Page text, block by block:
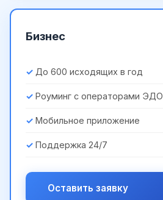
Бизнес
До 600 исходящих в год
Роуминг с операторами ЭДО
Мобильное приложение
Поддержка 24/7
Оставить заявку